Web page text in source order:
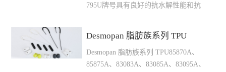
18020-
19020-
19020-
40801075AU75A1209337009025170-
摩擦损耗mm³熔体温度℃模具温度℃干
度℃3685AU86A1200505008840195-
40903690AU91A12116048013045190-
21020-
795U牌号具有良好的抗水解性能和抗
Mpa断裂伸长率%撕裂强度kN/m摩擦损
耗mm³熔体温度℃模具温度℃干燥温
度℃786E87A1150395446040210-23020-
Desmopan 脂肪族系列 TPU
Desmopan 脂肪族系列 TPU85870A、
85875A、83083A、83085A、83095A、